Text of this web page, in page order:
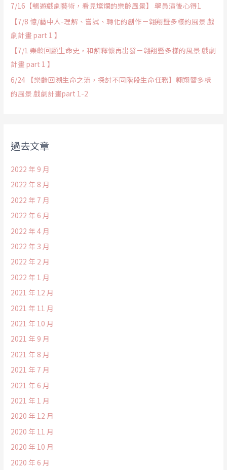
7/16【暢遊戲劇藝術，看見燦爛的樂齡風景】 學員演後心得1
【7/8 憶/藝中人-理解、嘗試、轉化的創作－翱翔暨多樣的風景 戲
劇計畫 part 1 】
【7/1 樂齡回顧生命史，和解釋懷再出發－翱翔暨多樣的風景 戲劇
計畫 part 1 】
6/24 【樂齡回溯生命之流，探討不同階段生命任務】翱翔暨多樣
的風景 戲劇計畫part 1-2
過去文章
2022 年 9 月
2022 年 8 月
2022 年 7 月
2022 年 6 月
2022 年 4 月
2022 年 3 月
2022 年 2 月
2022 年 1 月
2021 年 12 月
2021 年 11 月
2021 年 10 月
2021 年 9 月
2021 年 8 月
2021 年 7 月
2021 年 6 月
2021 年 1 月
2020 年 12 月
2020 年 11 月
2020 年 10 月
2020 年 6 月